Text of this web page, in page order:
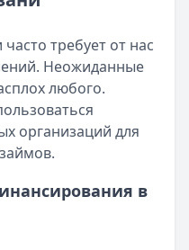
актуальная
карту: свежая
карту прямо сегодня?
МФО с iPhone: что
требует от нас
Неожиданные
любого.
организаций для
в